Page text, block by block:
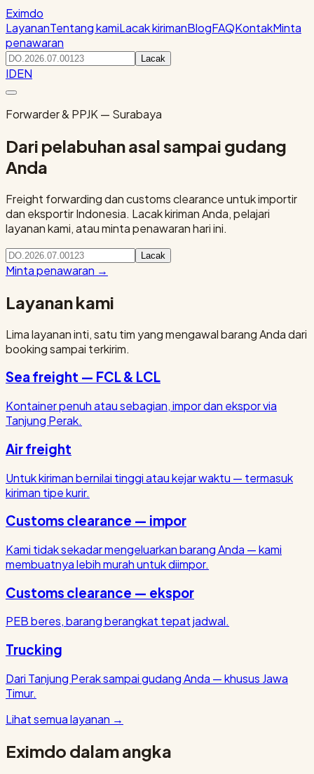
Eximdo
LayananTentang kamiLacak kirimanBlogFAQKontakMinta
penawaran
Lacak
IDEN
Forwarder & PPJK — Surabaya
Dari pelabuhan asal sampai gudang
Anda
Freight forwarding dan customs clearance untuk importir
dan eksportir Indonesia. Lacak kiriman Anda, pelajari
layanan kami, atau minta penawaran hari ini.
Lacak
Minta penawaran →
Layanan kami
Lima layanan inti, satu tim yang mengawal barang Anda dari
booking sampai terkirim.
Sea freight — FCL & LCL
Kontainer penuh atau sebagian, impor dan ekspor via
Tanjung Perak.
Air freight
Untuk kiriman bernilai tinggi atau kejar waktu — termasuk
kiriman tipe kurir.
Customs clearance — impor
Kami tidak sekadar mengeluarkan barang Anda — kami
membuatnya lebih murah untuk diimpor.
Customs clearance — ekspor
PEB beres, barang berangkat tepat jadwal.
Trucking
Dari Tanjung Perak sampai gudang Anda — khusus Jawa
Timur.
Lihat semua layanan →
Eximdo dalam angka